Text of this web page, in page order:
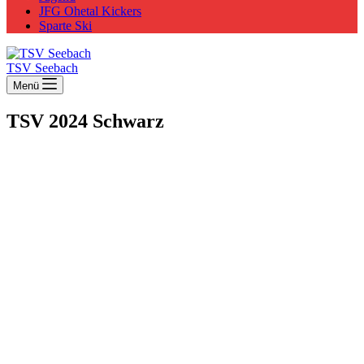
JFG Ohetal Kickers
Sparte Ski
TSV Seebach
Menü
TSV 2024 Schwarz